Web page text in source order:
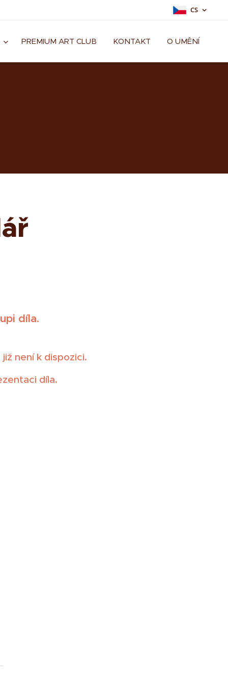
CS
PREMIUM ART CLUB KONTAKT O UMĚNÍ
díla.
není k dispozici.
díla.